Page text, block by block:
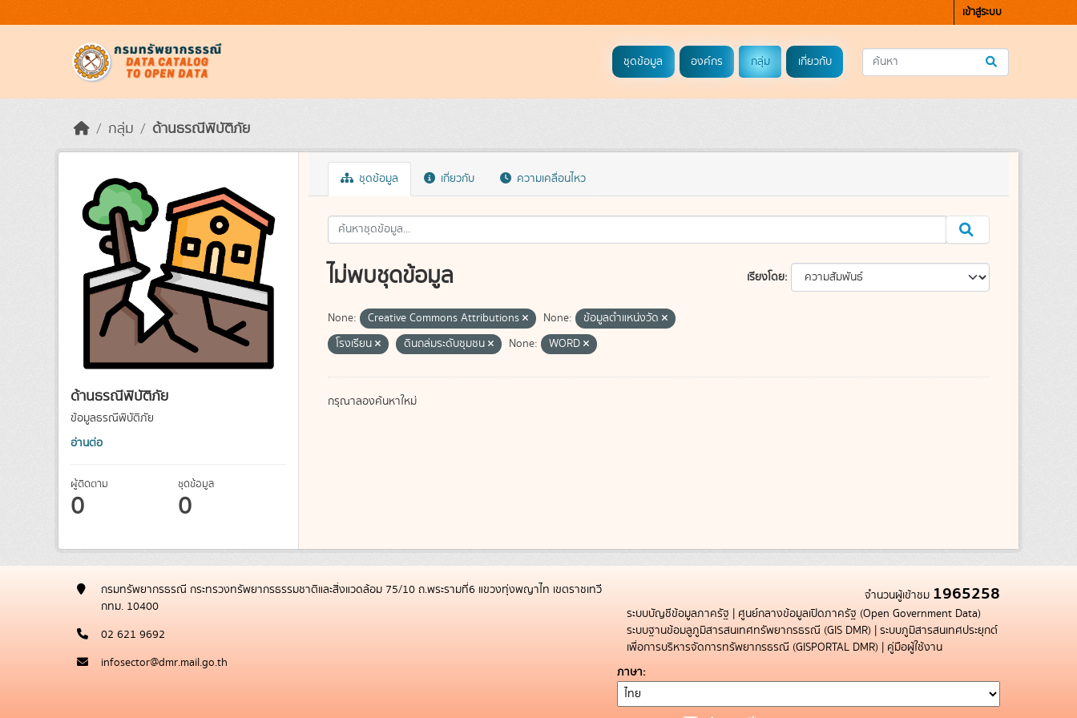
เข้าสู่ระบบ
ชุดข้อมูล องค์กร กลุ่ม เกี่ยวกับ
กลุ่ม ด้านธรณีพิบัติภัย
ด้านธรณีพิบัติภัย
ข้อมูลธรณีพิบัติภัย
อ่านต่อ
ผู้ติดตาม
0
ชุดข้อมูล
0
ชุดข้อมูล เกี่ยวกับ ความเคลื่อนไหว
เรียงโดย
ไม่พบชุดข้อมูล
None: Creative Commons Attributions None:
ข้อมูลตำแหน่งวัด
โรงเรียน
ดินถล่มระดับชุมชน None: WORD
กรุณาลองค้นหาใหม่
กรมทรัพยากรธรณี กระทรวงทรัพยากรธรรมชาติและสิ่งแวดล้อม 75/10 ถ.พระรามที่6 แขวงทุ่งพญาไท เขตราชเทวี
กทม. 10400
02 621 9692
infosector@dmr.mail.go.th
จำนวนผู้เข้าชม 1965258
ระบบบัญชีข้อมูลภาครัฐ | ศูนย์กลางข้อมูลเปิดภาครัฐ (Open Government Data)
ระบบฐานข้อมลูภูมิสารสนเทศทรัพยากรธรณี (GIS DMR) | ระบบภูมิสารสนเทศประยุกต์
เพื่อการบริหารจัดการทรัพยากรธรณี (GISPORTAL DMR) | คู่มือผู้ใช้งาน
ภาษา